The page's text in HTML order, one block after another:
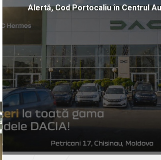
Alertă, Cod Portocaliu în Centrul